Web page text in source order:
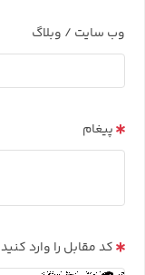
وب سایت / وبلاگ
پیغام
کد مقابل را وارد کنید